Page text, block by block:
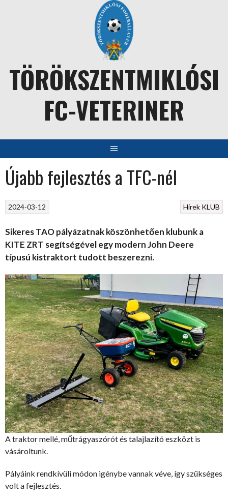
TÖRÖKSZENTMIKLÓSI
FC-VETERINER
Újabb fejlesztés a TFC-nél
Hírek KLUB
2024-03-12
Sikeres TAO pályázatnak köszönhetően klubunk a
KITE ZRT segítségével egy modern John Deere
típusú kistraktort tudott beszerezni.
A traktor mellé, műtrágyaszórót és talajlazító eszközt is
vásároltunk.
Pályáink rendkívüli módon igénybe vannak véve, így szükséges
volt a fejlesztés.